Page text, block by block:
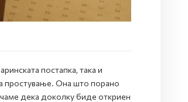
постапка, така и
простување. Она што порано
дека доколку биде откриен